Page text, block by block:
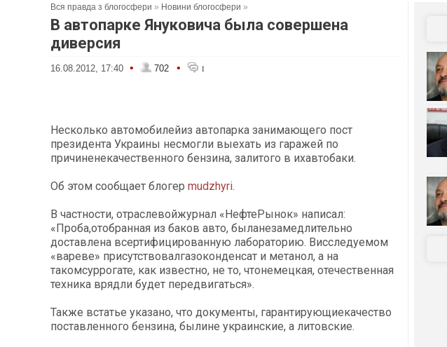
Вся правда з блогосфери » Новини блогосфери »
В автопарке Януковича была совершена
диверсия
16.08.2012, 17:40 • 702 • 1
Несколько автомобилейиз автопарка занимающего пост
президента Украины несмогли выехать из гаражей по
причиненекачественного бензина, залитого в ихавтобаки.
Об этом сообщает блогер mudzhyri.
В частности, отраслевойжурнал «НефтеРынок» написал:
«Проба,отобранная из баков авто, быланезамедлительно
доставлена всертифицированную лабораторию. Висследуемом
«вареве» присутствовалгазоконденсат и метанол, а на
такомсуррогате, как известно, не то, чтонемецкая, отечественная
техника врядли будет передвигаться».
Также встатье указано, что документы, гарантирующиекачество
поставленного бензина, былине украинские, а литовские.